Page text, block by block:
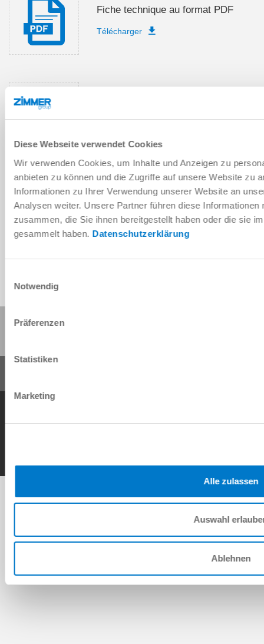
Diese Webseite verwendet Cookies
Wir verwenden Cookies, um Inhalte und Anzeigen zu
anbieten zu können und die Zugriffe auf unsere Website zu
Informationen zu Ihrer Verwendung unserer Website an
Analysen weiter. Unsere Partner führen diese
zusammen, die Sie ihnen bereitgestellt haben oder die sie
gesammelt haben. Datenschutzerklärung
Notwendig
Präferenzen
Statistiken
Marketing
Alle zulassen
Auswahl
Ablehnen
Fiche technique au format PDF
Télécharger
Télécharger les données de CAO
Télécharger